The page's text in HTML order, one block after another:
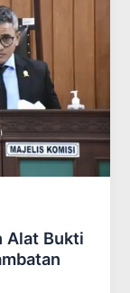
Alat Bukti